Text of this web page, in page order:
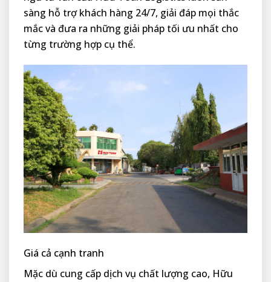
sàng hỗ trợ khách hàng 24/7, giải đáp mọi thắc
mắc và đưa ra những giải pháp tối ưu nhất cho
từng trường hợp cụ thể.
Giá cả cạnh tranh
Mặc dù cung cấp dịch vụ chất lượng cao, Hữu